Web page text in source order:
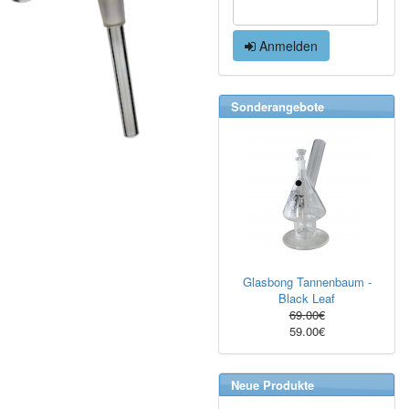
Anmelden
Sonderangebote
Glasbong Tannenbaum -
Black Leaf
69.00€
59.00€
Neue Produkte